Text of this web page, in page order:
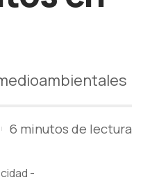
6 minutos de lectura
-